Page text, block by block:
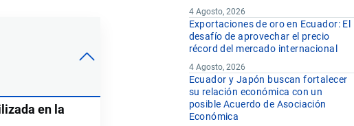
en la
4 Agosto, 2026
Exportaciones de oro en Ecuador: El
desafío de aprovechar el precio
récord del mercado internacional
4 Agosto, 2026
Ecuador y Japón buscan fortalecer
su relación económica con un
posible Acuerdo de Asociación
Económica